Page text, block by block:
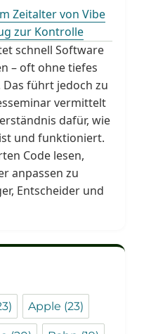
Zeitalter von Vibe
zur Kontrolle
schnell Software
– oft ohne tiefes
führt jedoch zu
vermittelt
dafür, wie
und funktioniert.
Code lesen,
anpassen zu
Entscheider und
Apple (23)